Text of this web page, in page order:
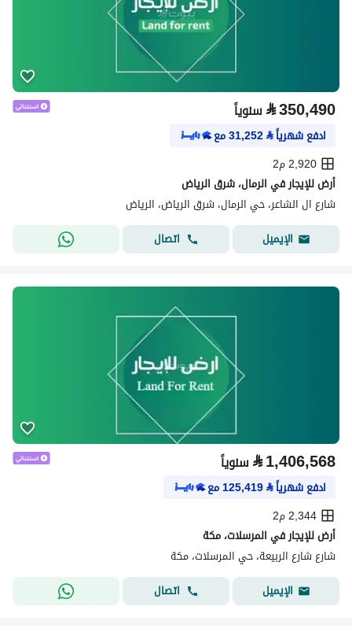
⃁350,490 سنوياً
ادفع شهرياً⃁
31,252مع
2,920 م2
أرض للإيجار في الرمال، شرق الرياض
شارع ال الشاعر، حي الرمال، شرق الرياض، الرياض
الإيميل
اتصال
⃁1,406,568 سنوياً
ادفع شهرياً⃁
125,419مع
2,344 م2
أرض للإيجار في المرسلات، مكة
شارع شارع الربيعة، حي المرسلات، مكة
الإيميل
اتصال